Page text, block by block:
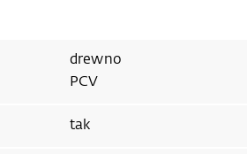
drewno
PCV
tak